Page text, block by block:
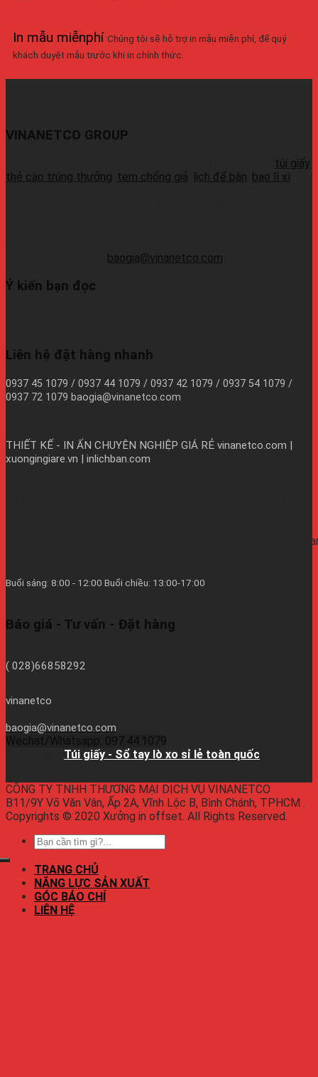
In mẫu miễnphí Chúng tôi sẽ hỗ trợ in mẫu miễn phí, để quý
khách duyệt mẫu trước khi in chính thức.
VINANETCO GROUP
túi giấy
thẻ cào trúng thưởng tem chống giả lịch để bàn bao lì xì
baogia@vinanetco.com
Ý kiến bạn đọc
Liên hệ đặt hàng nhanh
0937 45 1079 / 0937 44 1079 / 0937 42 1079 / 0937 54 1079 /
0937 72 1079 baogia@vinanetco.com
THIẾT KẾ - IN ẤN CHUYÊN NGHIỆP GIÁ RẺ vinanetco.com |
xuongingiare.vn | inlichban.com
https://vinanetco.com/https://xuongingiare.vn/https://
Buổi sáng: 8:00 - 12:00 Buổi chiều: 13:00-17:00
Báo giá - Tư vấn - Đặt hàng
( 028)66858292
vinanetco
baogia@vinanetco.com
Wechat/Whatsapp: 097.44.1079
Túi giấy - Sổ tay lò xo sỉ lẻ toàn quốc
CÔNG TY TNHH THƯƠNG MẠI DỊCH VỤ VINANETCO
B11/9Y Võ Văn Vân, Ấp 2A, Vĩnh Lộc B, Bình Chánh, TPHCM .
Copyrights © 2020 Xưởng in offset. All Rights Reserved.
TRANG CHỦ
NĂNG LỰC SẢN XUẤT
GÓC BÁO CHÍ
LIÊN HỆ